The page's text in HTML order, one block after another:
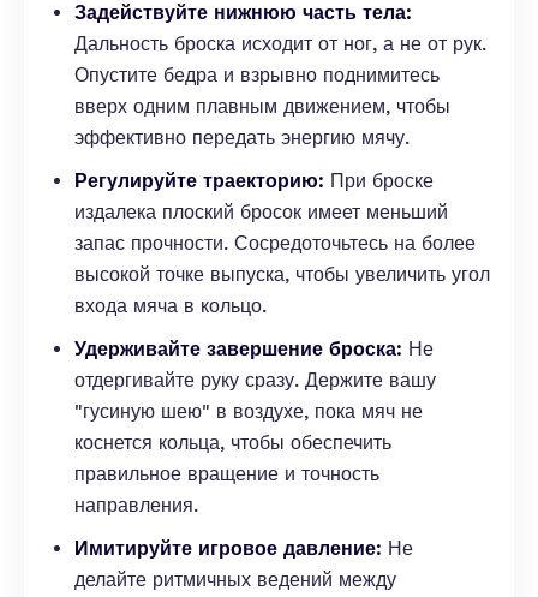
Задействуйте нижнюю часть тела:
Дальность броска исходит от ног, а не от рук.
Опустите бедра и взрывно поднимитесь
вверх одним плавным движением, чтобы
эффективно передать энергию мячу.
Регулируйте траекторию: При броске
издалека плоский бросок имеет меньший
запас прочности. Сосредоточьтесь на более
высокой точке выпуска, чтобы увеличить угол
входа мяча в кольцо.
Удерживайте завершение броска: Не
отдергивайте руку сразу. Держите вашу
"гусиную шею" в воздухе, пока мяч не
коснется кольца, чтобы обеспечить
правильное вращение и точность
направления.
Имитируйте игровое давление: Не
делайте ритмичных ведений между